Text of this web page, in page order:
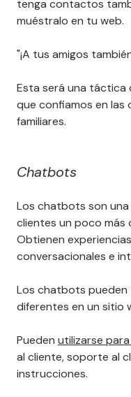
tenga contactos
muéstralo en tu web.
"¡A tus amigos
Esta será una táctica
que confiamos en las
familiares.
Chatbots
Los chatbots son
clientes un poco más
Obtienen
conversacionales e
Los chatbots pueden
diferentes en un sitio
Pueden utilizarse
al cliente, soporte al
instrucciones.